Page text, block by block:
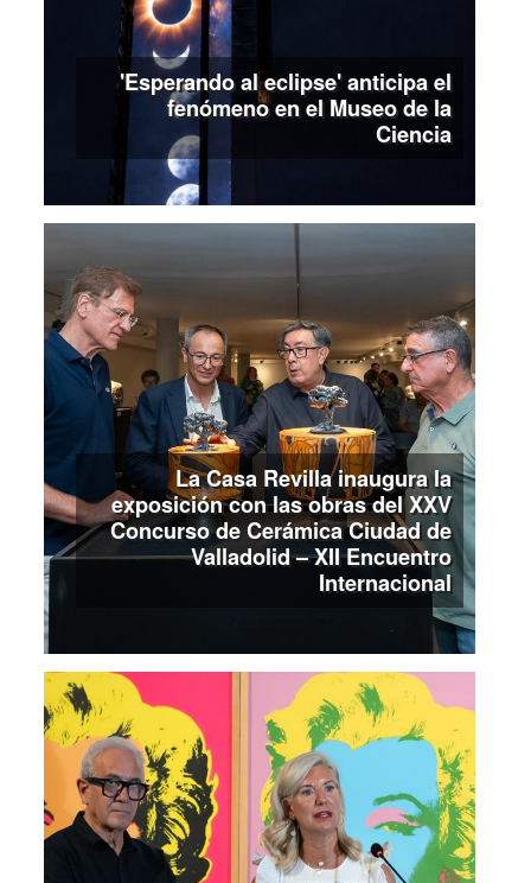
'Esperando al eclipse' anticipa el
fenómeno en el Museo de la
Ciencia
La Casa Revilla inaugura la
exposición con las obras del XXV
Concurso de Cerámica Ciudad de
Valladolid – XII Encuentro
Internacional